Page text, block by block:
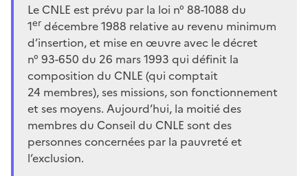
Le CNLE est prévu par la loi n° 88-1088 du
1er décembre 1988 relative au revenu minimum
d’insertion, et mise en œuvre avec le décret
n° 93-650 du 26 mars 1993 qui définit la
composition du CNLE (qui comptait
24 membres), ses missions, son fonctionnement
et ses moyens. Aujourd’hui, la moitié des
membres du Conseil du CNLE sont des
personnes concernées par la pauvreté et
l’exclusion.